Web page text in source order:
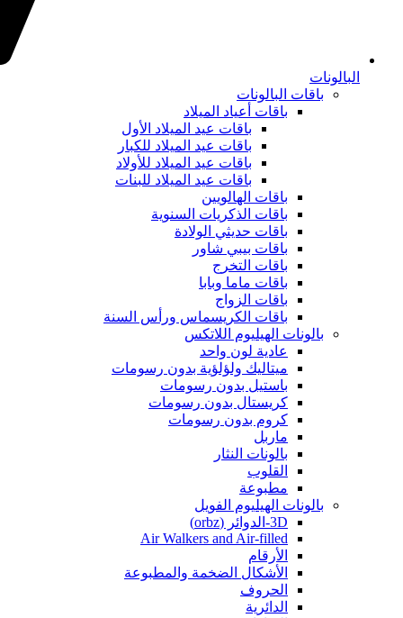
البالونات
باقات البالونات
باقات أعياد الميلاد
باقات عيد الميلاد الأول
باقات عيد الميلاد للكبار
باقات عيد الميلاد للأولاد
باقات عيد الميلاد للبنات
باقات الهالويين
باقات الذكريات السنوية
باقات حديثي الولادة
باقات بيبي شاور
باقات التخرج
باقات ماما وبابا
باقات الزواج
باقات الكريسماس ورأس السنة
بالونات الهيليوم اللاتكس
عادية لون واحد
ميتاليك ولؤلؤية بدون رسومات
باستيل بدون رسومات
كريستال بدون رسومات
كروم بدون رسومات
ماربل
بالونات النثار
القلوب
مطبوعة
بالونات الهيليوم الفويل
3D-الدوائر (orbz)
Air Walkers and Air-filled
الأرقام
الأشكال الضخمة والمطبوعة
الحروف
الدائرية